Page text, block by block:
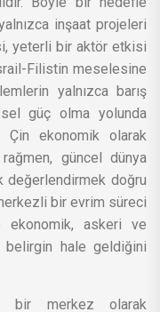
inşaat projeleri
yeterli bir aktör etkisi
Filistin meselesine
yalnızca barış
güç olma yolunda
ekonomik olarak
güncel dünya
değerlendirmek doğru
bir evrim süreci
ekonomik, askeri ve
belirgin hale geldiğini
bir merkez olarak